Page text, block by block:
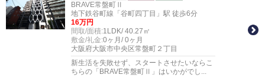
BRAVE常盤町Ⅱ
地下鉄谷町線「谷町四丁目」駅 徒歩6分
16万円
間取/面積:1LDK/ 40.27㎡
敷金/礼金:0ヶ月/ 0ヶ月
大阪府大阪市中央区常盤町２丁目
新生活を失敗せず、スタートさせたいならこ
ちらの「BRAVE常盤町Ⅱ」はいかがでし...